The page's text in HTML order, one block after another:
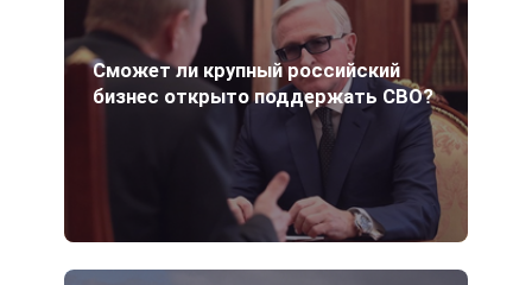
Сможет ли крупный российский
бизнес открыто поддержать СВО?